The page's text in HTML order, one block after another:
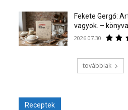
Fekete Gergő:
vagyok. –
2026.07.30.
továbbiak
Receptek